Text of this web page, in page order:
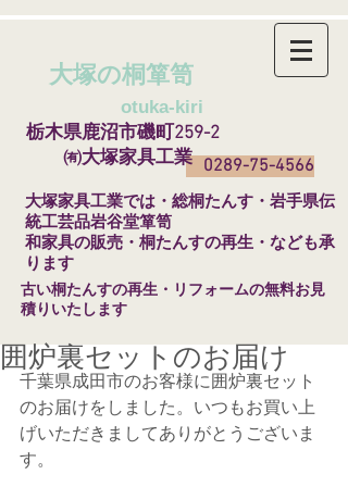
大塚の桐箪笥
otuka-kiri
0289-75-4566
栃木県鹿沼市磯町259-2
㈲大塚家具工業
​大塚家具工業では・総桐たんす・岩手県伝
統工芸品岩谷堂箪笥
和家具の販売・桐たんすの再生・なども承
ります
​古い桐たんすの再生・リフォームの無料お見
積りいたします
囲炉裏セットのお届け
千葉県成田市のお客様に囲炉裏セット
のお届けをしました。いつもお買い上
げいただきましてありがとうございま
す。